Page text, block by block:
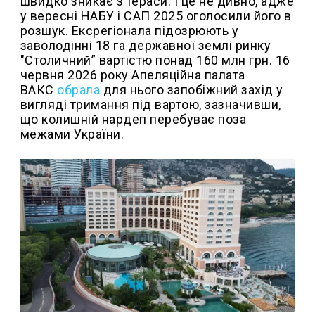
у вересні НАБУ і САП 2025 оголосили його в
розшук. Ексрегіонала підозрюють у
заволодінні 18 га державної землі ринку
"Столичний” вартістю понад 160 млн грн. 16
червня 2026 року Апеляційна палата
ВАКС обрала для нього запобіжний захід у
вигляді тримання під вартою, зазначивши,
що колишній нардеп перебуває поза
межами України.